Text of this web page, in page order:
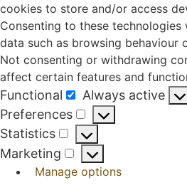
cookies to store and/or access
Consenting to these
data such as browsing behaviour
Not consenting or withdrawing
affect certain features and
Functional
Functional
Always active
Preferences
Preferences
Statistics
Statistics
Marketing
Marketing
Manage options